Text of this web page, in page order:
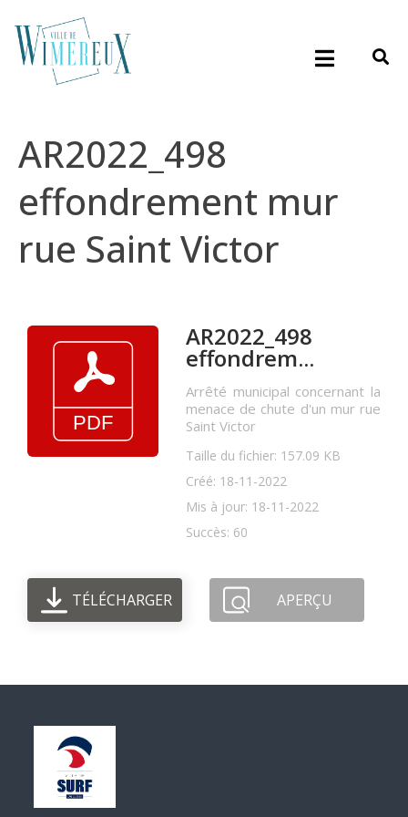
AR2022_498
effondrement mur
rue Saint Victor
AR2022_498
effondrem...
Arrêté municipal concernant la
menace de chute d'un mur rue
Saint Victor
Taille du fichier: 157.09 KB
Créé: 18-11-2022
Mis à jour: 18-11-2022
Succès: 60
TÉLÉCHARGER APERÇU